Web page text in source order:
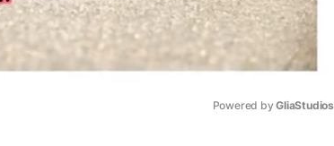
Powered by GliaStudios